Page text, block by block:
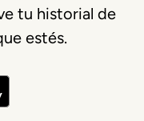
tu historial de
estés.